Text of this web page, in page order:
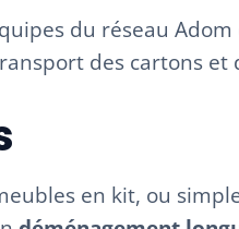
du réseau
des cartons et
en kit, ou